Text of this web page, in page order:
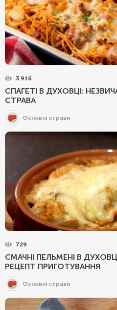
3 916
СПАГЕТІ В ДУХОВЦІ:
СТРАВА
Основні страви
729
СМАЧНІ ПЕЛЬМЕНІ В
РЕЦЕПТ ПРИГОТУВАННЯ
Основні страви